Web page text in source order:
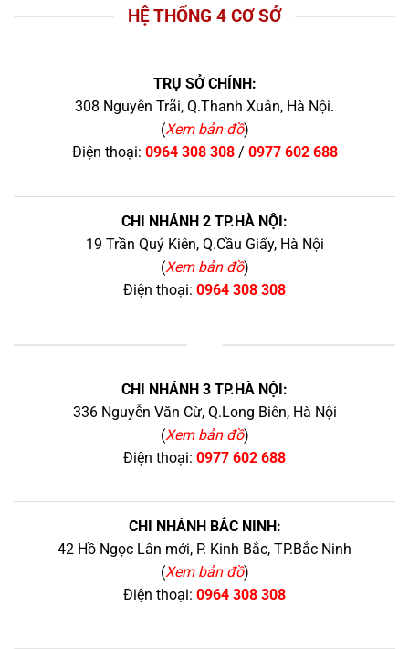
HỆ THỐNG 4 CƠ SỞ
TRỤ SỞ CHÍNH:
308 Nguyễn Trãi, Q.Thanh Xuân, Hà Nội.
(Xem bản đồ)
Điện thoại: 0964 308 308/ 0977 602 688
CHI NHÁNH 2 TP.HÀ NỘI:
19 Trần Quý Kiên, Q.Cầu Giấy, Hà Nội
(Xem bản đồ)
Điện thoại: 0964 308 308
CHI NHÁNH 3 TP.HÀ NỘI:
336 Nguyễn Văn Cừ, Q.Long Biên, Hà Nội
(Xem bản đồ)
Điện thoại: 0977 602 688
CHI NHÁNH BẮC NINH:
42 Hồ Ngọc Lân mới, P. Kinh Bắc, TP.Bắc Ninh
(Xem bản đồ)
Điện thoại: 0964 308 308